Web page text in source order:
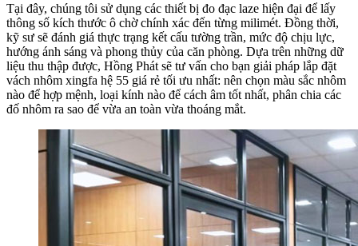
Tại đây, chúng tôi sử dụng các thiết bị đo đạc laze hiện đại để lấy
thông số kích thước ô chờ chính xác đến từng milimét. Đồng thời,
kỹ sư sẽ đánh giá thực trạng kết cấu tường trần, mức độ chịu lực,
hướng ánh sáng và phong thủy của căn phòng. Dựa trên những dữ
liệu thu thập được, Hồng Phát sẽ tư vấn cho bạn giải pháp lắp đặt
vách nhôm xingfa hệ 55 giá rẻ tối ưu nhất: nên chọn màu sắc nhôm
nào để hợp mệnh, loại kính nào để cách âm tốt nhất, phân chia các
đố nhôm ra sao để vừa an toàn vừa thoáng mắt.